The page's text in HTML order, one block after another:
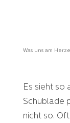
Was uns am
Es sieht so
Schublade
nicht so.